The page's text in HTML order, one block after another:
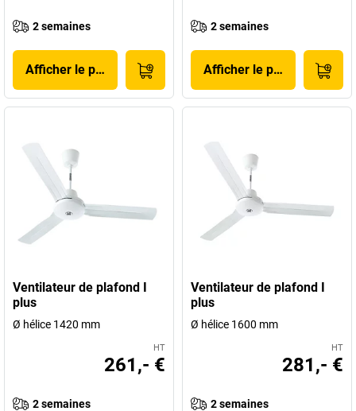
2 semaines
Afficher le produit
2 semaines
Afficher le produit
Ventilateur de plafond I
plus
Ø hélice 1420 mm
HT
261,- €
2 semaines
Ventilateur de plafond I
plus
Ø hélice 1600 mm
HT
281,- €
2 semaines